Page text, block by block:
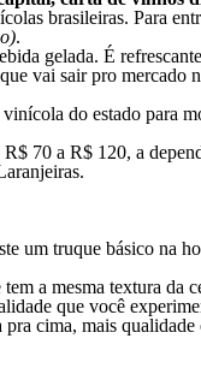
brasileiras. Para
.
gelada. É
vai sair pro mercado
do estado para
70 a R$ 120, a
um truque básico na
a mesma textura da
que você
cima, mais